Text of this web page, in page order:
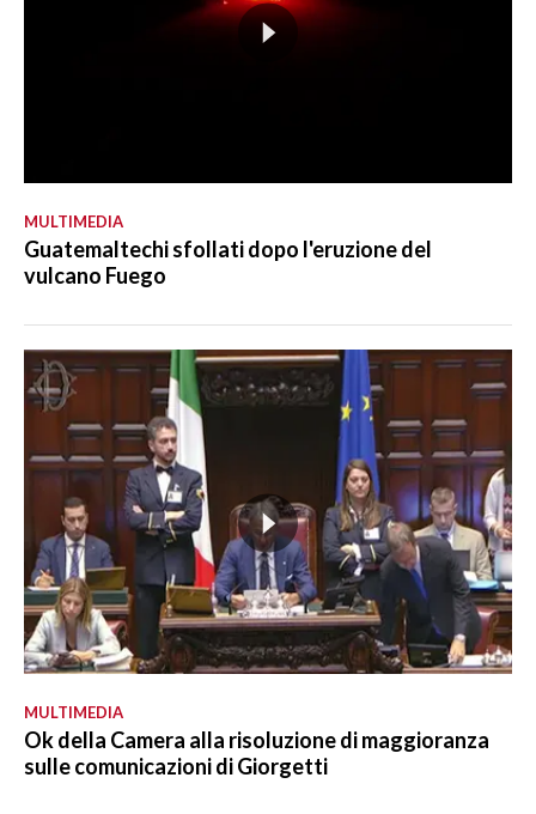
MULTIMEDIA
Guatemaltechi sfollati dopo l'eruzione del
vulcano Fuego
MULTIMEDIA
Ok della Camera alla risoluzione di maggioranza
sulle comunicazioni di Giorgetti